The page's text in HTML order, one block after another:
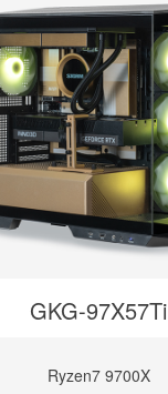
GKG-97X57Ti
Ryzen7 9700X